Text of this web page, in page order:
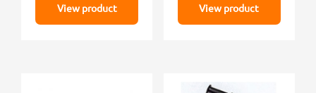
View product View product